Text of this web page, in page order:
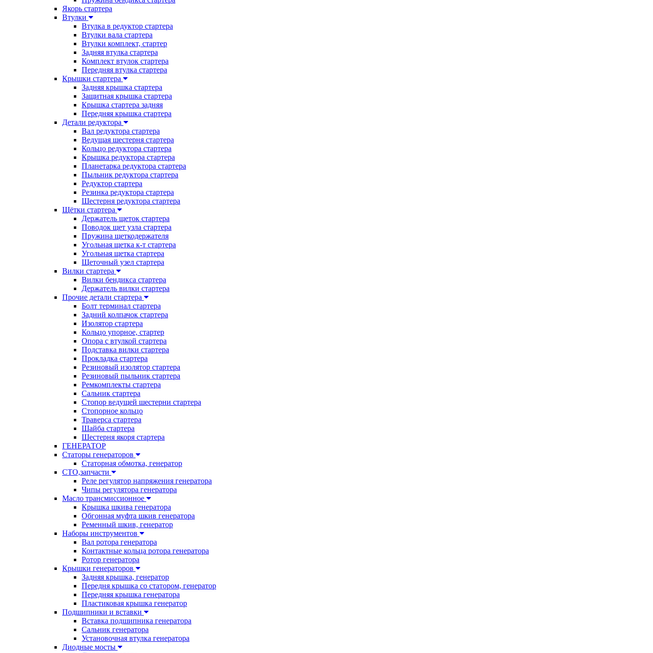
Якорь стартера
Втулки
Втулка в редуктор стартера
Втулки вала стартера
Втулки комплект, стартер
Задняя втулка стартера
Комплект втулок стартера
Передняя втулка стартера
Крышки стартера
Задняя крышка стартера
Защитная крышка стартера
Крышка стартера задняя
Передняя крышка стартера
Детали редуктора
Вал редуктора стартера
Ведущая шестерня стартера
Кольцо редуктора стартера
Крышка редуктора стартера
Планетарка редуктора стартера
Пыльник редуктора стартера
Редуктор стартера
Резинка редуктора стартера
Шестерня редуктора стартера
Щётки стартера
Держатель щеток стартера
Поводок щет узла стартера
Пружина щеткодержателя
Угольная щетка к-т стартера
Угольная щетка стартера
Щеточный узел стартера
Вилки стартера
Вилки бендикса стартера
Держатель вилки стартера
Прочие детали стартера
Болт терминал стартера
Задний колпачок стартера
Изолятор стартера
Кольцо упорное, стартер
Опора с втулкой стартера
Подставка вилки стартера
Прокладка стартера
Резиновый изолятор стартера
Резиновый пыльник стартера
Ремкомплекты стартера
Сальник стартера
Стопор ведущей шестерни стартера
Стопорное кольцо
Траверса стартера
Шайба стартера
Шестерня якоря стартера
ГЕНЕРАТОР
Статоры генераторов
Статорная обмотка, генератор
СТО,запчасти
Реле регулятор напряжения генератора
Чипы регулятора генератора
Масло трансмиссионное
Крышка шкива генератора
Обгонная муфта шкив генератора
Ременный шкив, генератор
Наборы инструментов
Вал ротора генератора
Контактные кольца ротора генератора
Ротор генератора
Крышки генераторов
Задняя крышка, генератор
Передня крышка со статором, генератор
Передняя крышка генератора
Пластиковая крышка генератор
Подшипники и вставки
Вставка подшипника генератора
Сальник генератора
Установочная втулка генератора
Диодные мосты